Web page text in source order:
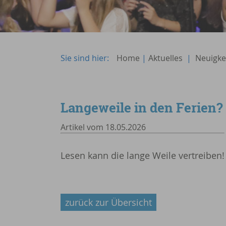
Sie sind hier: Home | Aktuelles |
Langeweile in den Ferien?
Artikel vom 18.05.2026
Lesen kann die lange Weile vertreiben!
zurück zur Übersicht